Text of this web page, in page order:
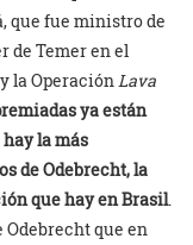
que fue ministro de
de Temer en el
la Operación Lava
ya están
la más
de Odebrecht, la
que hay en Brasil.
Odebrecht que en